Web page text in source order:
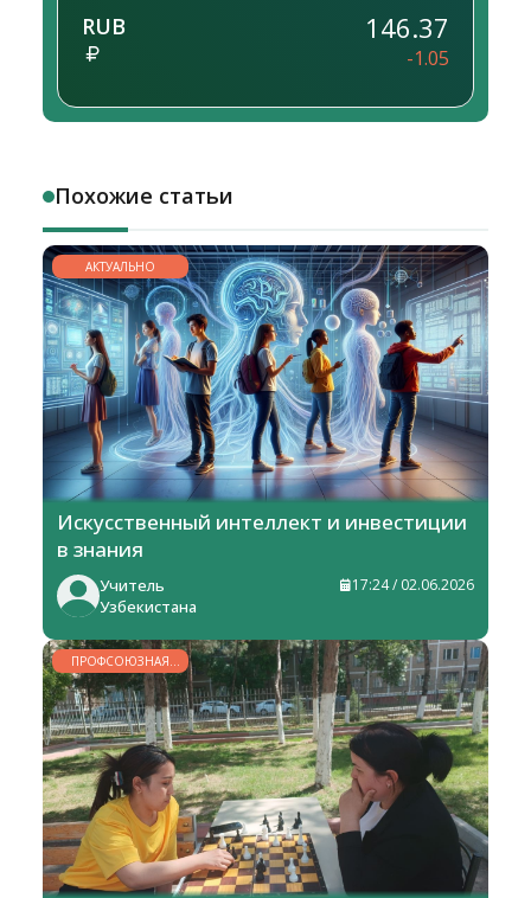
RUB 146.37
-1.05
Похожие статьи
АКТУАЛЬНО
Искусственный интеллект и инвестиции
в знания
Учитель
Узбекистана
17:24 / 02.06.2026
ПРОФСОЮЗНАЯ
ЖИЗНЬ